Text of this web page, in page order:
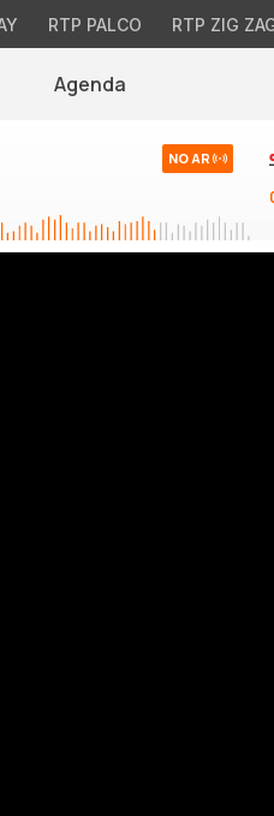
RTP PALCO RTP ZIG
Agenda
NO AR